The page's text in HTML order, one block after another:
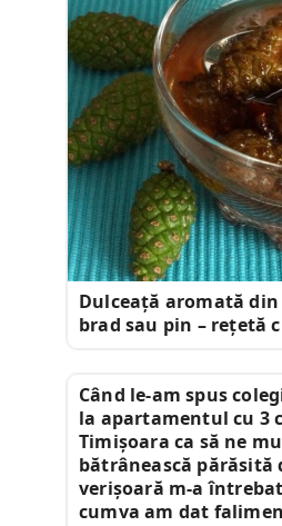
Dulceață aromată
brad sau pin – rețetă
Când le-am spus
la apartamentul cu 3
Timișoara ca să ne
bătrânească părăsită
verișoară m-a
cumva am dat